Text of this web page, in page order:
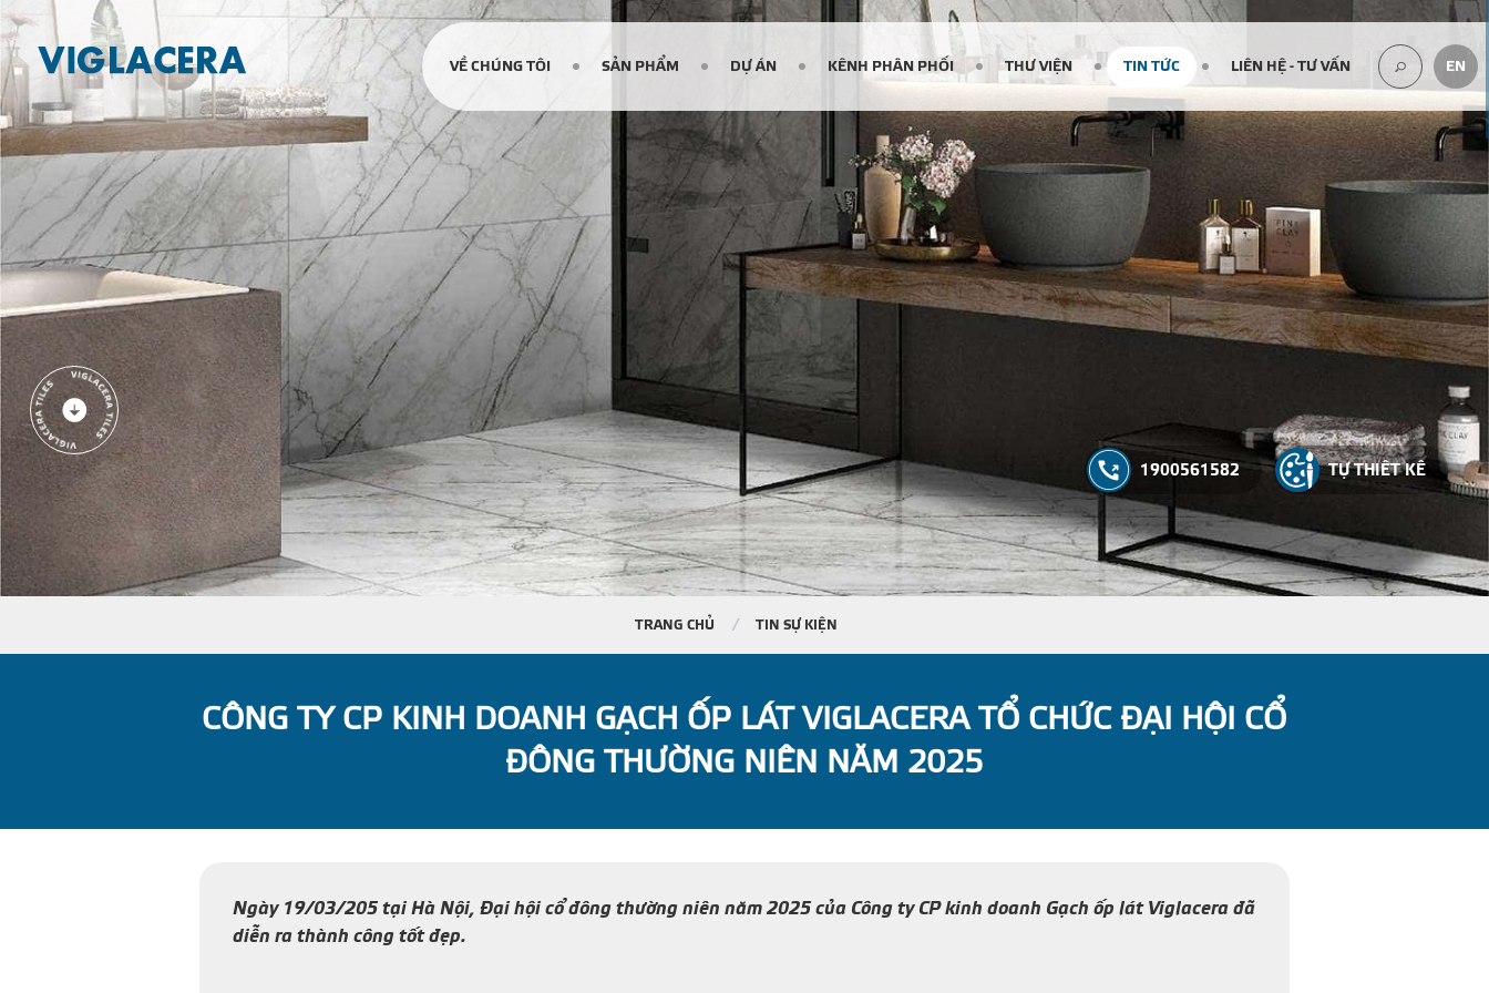
VỀ CHÚNG TÔI SẢN PHẨM DỰ ÁN KÊNH PHÂN PHỐI THƯ VIỆN TIN TỨC LIÊN HỆ - TƯ VẤN
TÌM
EN
1900561582 TỰ THIẾT KẾ
TRANG CHỦ TIN SỰ KIỆN
CÔNG TY CP KINH DOANH GẠCH ỐP LÁT VIGLACERA TỔ CHỨC ĐẠI HỘI CỔ
ĐÔNG THƯỜNG NIÊN NĂM 2025
Ngày 19/03/205 tại Hà Nội, Đại hội cổ đông thường niên năm 2025 của Công ty CP kinh doanh Gạch ốp lát Viglacera đã
diễn ra thành công tốt đẹp.